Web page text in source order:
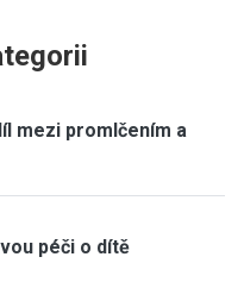
mezi promlčením a
péči o dítě